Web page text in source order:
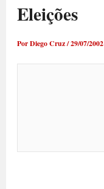
Eleições
PorDiego Cruz/29/07/2002